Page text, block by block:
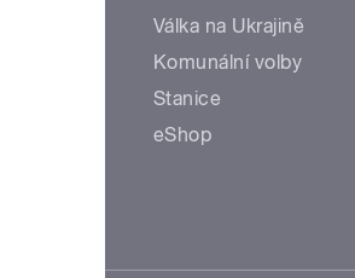
Válka na Ukrajině
Komunální volby
Stanice
eShop